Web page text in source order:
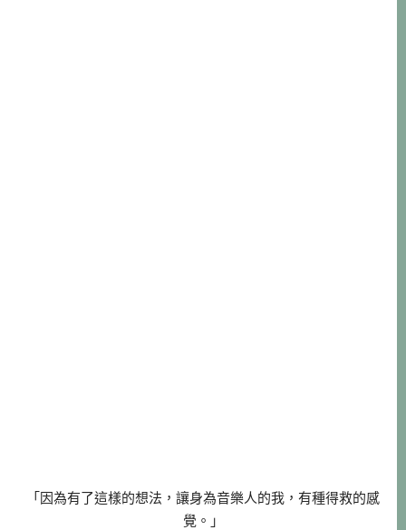
「因為有了這樣的想法，讓身為音樂人的我，有種得救的感
覺。」